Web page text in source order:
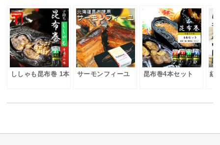
ししゃも昆布巻 1本 サーモンフィーユ 昆布巻4本セット 紅